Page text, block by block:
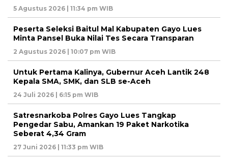
5 Agustus 2026 | 11:34 pm WIB
Peserta Seleksi Baitul Mal Kabupaten Gayo Lues
Minta Pansel Buka Nilai Tes Secara Transparan
2 Agustus 2026 | 10:07 pm WIB
Untuk Pertama Kalinya, Gubernur Aceh Lantik 248
Kepala SMA, SMK, dan SLB se-Aceh
24 Juli 2026 | 6:15 pm WIB
Satresnarkoba Polres Gayo Lues Tangkap
Pengedar Sabu, Amankan 19 Paket Narkotika
Seberat 4,34 Gram
27 Juni 2026 | 11:33 pm WIB